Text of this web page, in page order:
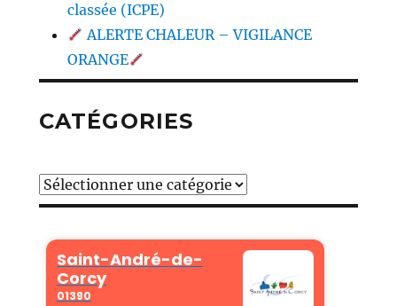
classée (ICPE)
ALERTE CHALEUR – VIGILANCE
ORANGE
CATÉGORIES
Catégories